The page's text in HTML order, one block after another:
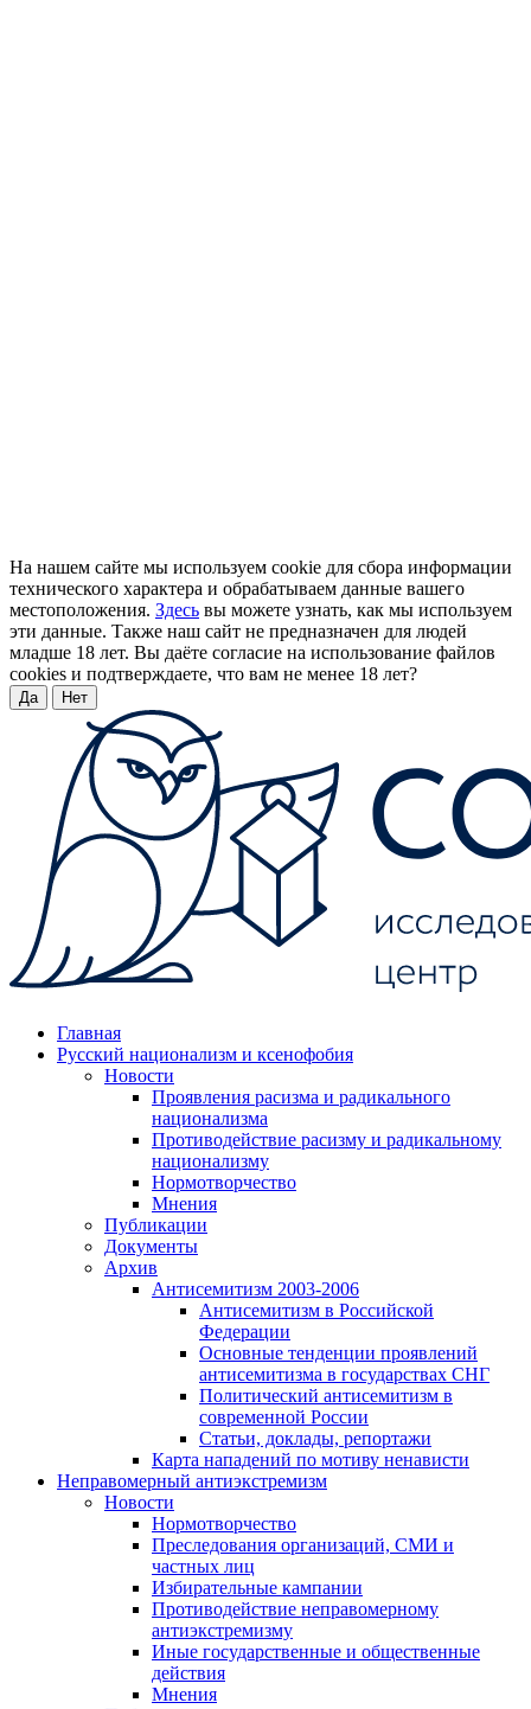
На нашем сайте мы используем cookie для сбора информации
технического характера и обрабатываем данные вашего
местоположения. Здесь вы можете узнать, как мы используем
эти данные. Также наш сайт не предназначен для людей
младше 18 лет. Вы даёте согласие на использование файлов
cookies и подтверждаете, что вам не менее 18 лет?
Да Нет
Главная
Русский национализм и ксенофобия
Новости
Проявления расизма и радикального
национализма
Противодействие расизму и радикальному
национализму
Нормотворчество
Мнения
Публикации
Документы
Архив
Антисемитизм 2003-2006
Антисемитизм в Российской
Федерации
Основные тенденции проявлений
антисемитизма в государствах СНГ
Политический антисемитизм в
современной России
Статьи, доклады, репортажи
Карта нападений по мотиву ненависти
Неправомерный антиэкстремизм
Новости
Нормотворчество
Преследования организаций, СМИ и
частных лиц
Избирательные кампании
Противодействие неправомерному
антиэкстремизму
Иные государственные и общественные
действия
Мнения